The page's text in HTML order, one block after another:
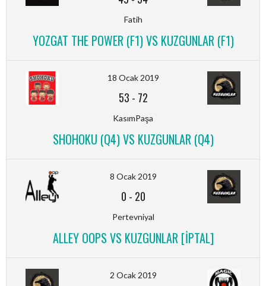
Fatih
YOZGAT THE POWER (F1) VS KUZGUNLAR (F1)
18 Ocak 2019
53 - 72
KasımPaşa
SHOHOKU (Q4) VS KUZGUNLAR (Q4)
8 Ocak 2019
0 - 20
Pertevniyal
ALLEY OOPS VS KUZGUNLAR [İPTAL]
2 Ocak 2019